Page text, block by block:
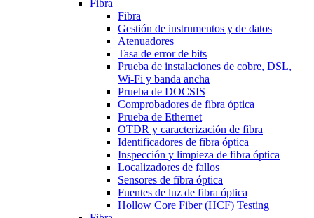
Fibra
Fibra
Gestión de instrumentos y de datos
Atenuadores
Tasa de error de bits
Prueba de instalaciones de cobre, DSL,
Wi-Fi y banda ancha
Prueba de DOCSIS
Comprobadores de fibra óptica
Prueba de Ethernet
OTDR y caracterización de fibra
Identificadores de fibra óptica
Inspección y limpieza de fibra óptica
Localizadores de fallos
Sensores de fibra óptica
Fuentes de luz de fibra óptica
Hollow Core Fiber (HCF) Testing